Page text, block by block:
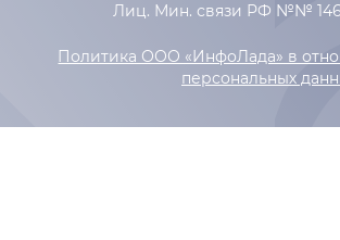
Лиц. Мин. связи РФ №№
Политика ООО «ИнфоЛада» в
персональных